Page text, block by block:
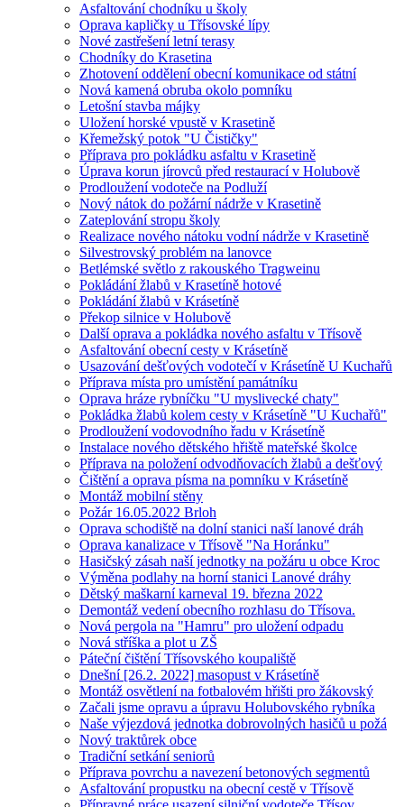
Asfaltování chodníku u školy
Oprava kapličky u Třísovské lípy
Nové zastřešení letní terasy
Chodníky do Krasetina
Zhotovení oddělení obecní komunikace od státní
Nová kamená obruba okolo pomníku
Letošní stavba májky
Uložení horské vpustě v Krasetině
Křemežský potok "U Čističky"
Příprava pro pokládku asfaltu v Krasetině
Úprava korun jírovců před restaurací v Holubově
Prodloužení vodoteče na Podluží
Nový nátok do požární nádrže v Krasetině
Zateplování stropu školy
Realizace nového nátoku vodní nádrže v Krasetině
Silvestrovský problém na lanovce
Betlémské světlo z rakouského Tragweinu
Pokládání žlabů v Krasetíně hotové
Pokládání žlabů v Krásetíně
Překop silnice v Holubově
Další oprava a pokládka nového asfaltu v Třísově
Asfaltování obecní cesty v Krásetíně
Usazování dešťových vodotečí v Krásetíně U Kuchařů
Příprava místa pro umístění památníku
Oprava hráze rybníčku "U myslivecké chaty"
Pokládka žlabů kolem cesty v Krásetíně "U Kuchařů"
Prodloužení vodovodního řadu v Krásetíně
Instalace nového dětského hřiště mateřské školce
Příprava na položení odvodňovacích žlabů a dešťový
Čištění a oprava písma na pomníku v Krásetíně
Montáž mobilní stěny
Požár 16.05.2022 Brloh
Oprava schodiště na dolní stanici naší lanové dráh
Oprava kanalizace v Třísově "Na Horánku"
Hasičský zásah naší jednotky na požáru u obce Kroc
Výměna podlahy na horní stanici Lanové dráhy
Dětský maškarní karneval 19. března 2022
Demontáž vedení obecního rozhlasu do Třísova.
Nová pergola na "Hamru" pro uložení odpadu
Nová stříška a plot u ZŠ
Páteční čištění Třísovského koupaliště
Dnešní [26.2. 2022] masopust v Krásetíně
Montáž osvětlení na fotbalovém hřišti pro žákovský
Začali jsme opravu a úpravu Holubovského rybníka
Naše výjezdová jednotka dobrovolných hasičů u požá
Nový traktůrek obce
Tradiční setkání seniorů
Příprava povrchu a navezení betonových segmentů
Asfaltování propustku na obecní cestě v Třísově